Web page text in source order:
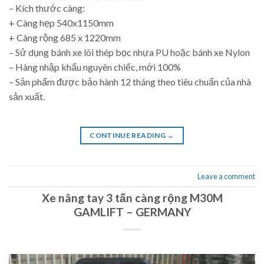
– Kích thước càng:
+ Càng hẹp 540x1150mm
+ Càng rộng 685 x 1220mm
– Sử dụng bánh xe lõi thép bọc nhựa PU hoặc bánh xe Nylon
– Hàng nhập khẩu nguyên chiếc, mới 100%
– Sản phẩm được bảo hành 12 tháng theo tiêu chuẩn của nhà
sản xuất.
CONTINUE READING →
Leave a comment
Xe nâng tay 3 tấn càng rộng M30M
GAMLIFT – GERMANY